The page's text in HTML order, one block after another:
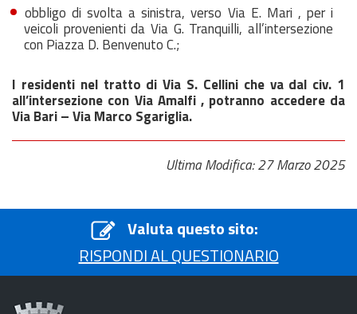
obbligo di svolta a sinistra, verso Via E. Mari , per i
veicoli provenienti da Via G. Tranquilli, all’intersezione
con Piazza D. Benvenuto C.;
I residenti nel tratto di Via S. Cellini che va dal civ. 1
all’intersezione con Via Amalfi , potranno accedere da
Via Bari – Via Marco Sgariglia.
Ultima Modifica: 27 Marzo 2025
Valuta questo sito:
RISPONDI AL QUESTIONARIO